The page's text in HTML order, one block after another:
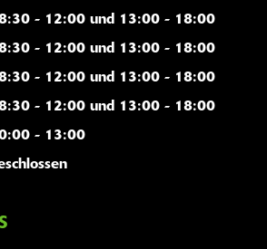
- 12:00 und 13:00 - 18:00
- 12:00 und 13:00 - 18:00
- 12:00 und 13:00 - 18:00
- 12:00 und 13:00 - 18:00
- 13:00